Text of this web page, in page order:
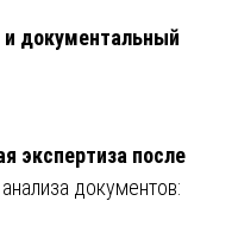
и документальный
экспертиза после
документов: